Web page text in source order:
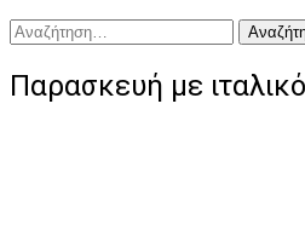
Αναζήτηση
για:
Παρασκευή με